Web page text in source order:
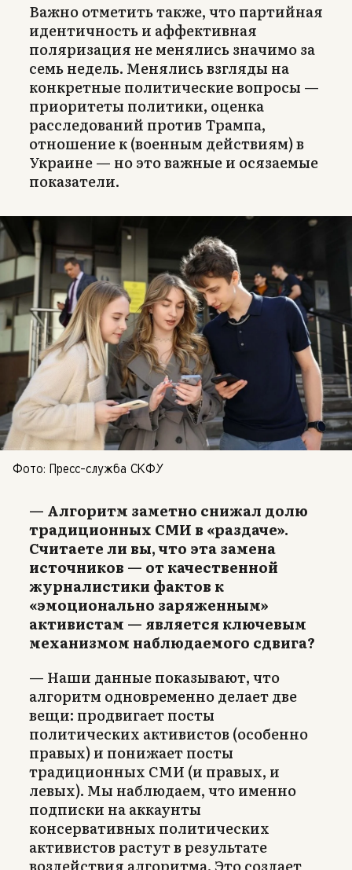
Важно отметить также, что партийная
идентичность и аффективная
поляризация не менялись значимо за
семь недель. Менялись взгляды на
конкретные политические вопросы —
приоритеты политики, оценка
расследований против Трампа,
отношение к (военным действиям) в
Украине — но это важные и осязаемые
показатели.
Фото: Пресс-служба СКФУ
— Алгоритм заметно снижал долю
традиционных СМИ в «раздаче».
Считаете ли вы, что эта замена
источников — от качественной
журналистики фактов к
«эмоционально заряженным»
активистам — является ключевым
механизмом наблюдаемого сдвига?
— Наши данные показывают, что
алгоритм одновременно делает две
вещи: продвигает посты
политических активистов (особенно
правых) и понижает посты
традиционных СМИ (и правых, и
левых). Мы наблюдаем, что именно
подписки на аккаунты
консервативных политических
активистов растут в результате
воздействия алгоритма. Это создает